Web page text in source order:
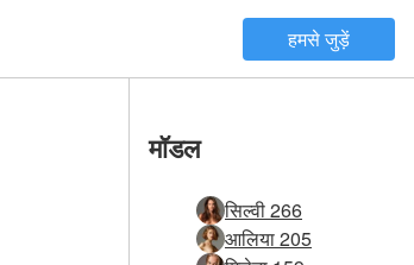
हमसे जुड़ें
मॉडल
सिल्वी 266
आलिया 205